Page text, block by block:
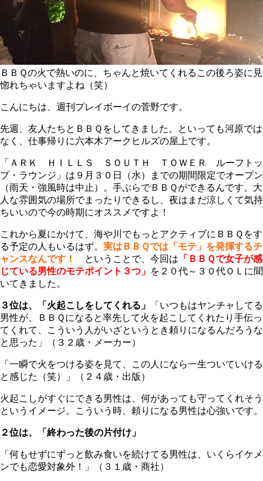
ＢＢＱの火で熱いのに、ちゃんと焼いてくれるこの後ろ姿に見
惚れちゃいますよね（笑）
こんにちは、週刊プレイボーイの菅野です。
先週、友人たちとＢＢＱをしてきました。といっても河原では
なく、仕事帰りに六本木アークヒルズの屋上です。
「ＡＲＫ ＨＩＬＬＳ ＳＯＵＴＨ ＴＯＷＥＲ ルーフトッ
プ・ラウンジ」は９月３０日（水）までの期間限定でオープン
（雨天・強風時は中止）。手ぶらでＢＢＱができるんです。大
人な雰囲気の場所でまったりできるし、夜はまだ涼しくて気持
ちいいので今の時期にオススメですよ！
これから夏にかけて、海や川でもっとアクティブにＢＢＱをす
る予定の人もいるはず。 実はＢＢＱでは「モテ」を発揮するチ
ャンスなんです！
ということで、今回は 「ＢＢＱで女子が感
じている男性のモテポイント３つ」 を２０代～３０代ＯＬに聞
いてきました。
３位は、「火起こしをしてくれる」
「いつもはヤンチャしてる
男性が、ＢＢＱになると率先して火を起こしてくれたり手伝っ
てくれて、こういう人がいざというとき頼りになるんだろうな
と思った」（３２歳・メーカー）
「一瞬で火をつける姿を見て、この人になら一生ついていける
と感じた（笑）」（２４歳・出版）
火起こしがすぐにできる男性は、何があっても守ってくれそう
というイメージ。こういう時、頼りになる男性は心強いです。
２位は、「終わった後の片付け」
「何もせずにずっと飲み食いを続けてる男性は、いくらイケメ
ンでも恋愛対象外！」（３１歳・商社）